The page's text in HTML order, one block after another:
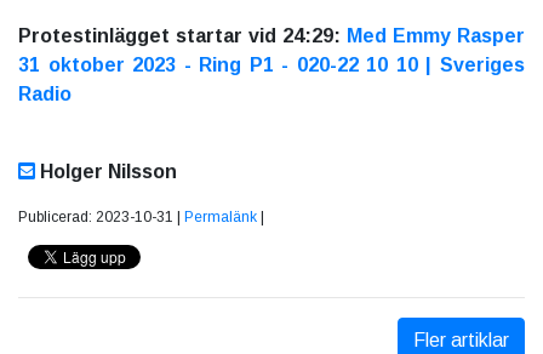
Protestinlägget startar vid 24:29: Med Emmy Rasper
31 oktober 2023 - Ring P1 - 020-22 10 10 | Sveriges
Radio
Holger Nilsson
Publicerad: 2023-10-31 | Permalänk
Fler artiklar